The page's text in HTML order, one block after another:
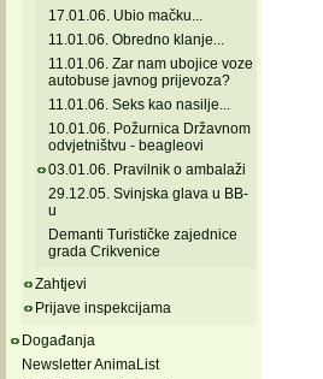
17.01.06. Ubio mačku...
11.01.06. Obredno klanje...
11.01.06. Zar nam ubojice voze
autobuse javnog prijevoza?
11.01.06. Seks kao nasilje...
10.01.06. Požurnica Državnom
odvjetništvu - beagleovi
03.01.06. Pravilnik o ambalaži
29.12.05. Svinjska glava u BB-
u
Demanti Turističke zajednice
grada Crikvenice
Zahtjevi
Prijave inspekcijama
Događanja
Newsletter AnimaList